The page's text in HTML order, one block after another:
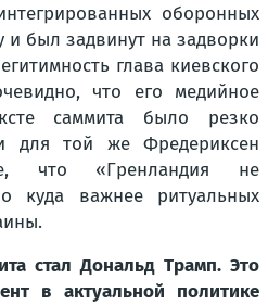
оборонных
и был задвинут на задворки
глава киевского
что его медийное
саммита было резко
для той же Фредериксен
что «Гренландия не
куда важнее ритуальных
стал Дональд Трамп. Это
в актуальной политике